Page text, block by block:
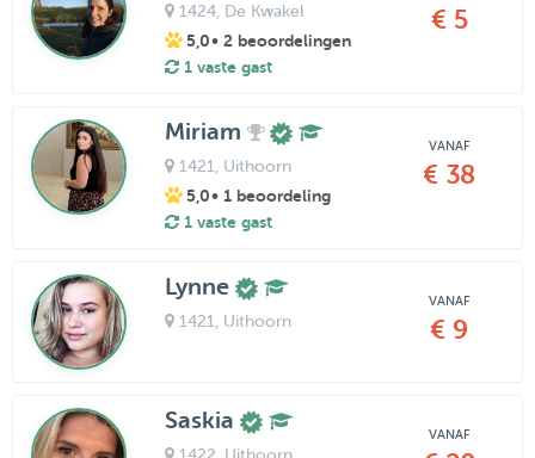
1424, De Kwakel
5,0• 2 beoordelingen
1 vaste gast
€ 5
Miriam
1421 , Uithoorn
5,0• 1 beoordeling
1 vaste gast
VANAF
€ 38
Lynne
1421 , Uithoorn
VANAF
€ 9
Saskia
VANAF